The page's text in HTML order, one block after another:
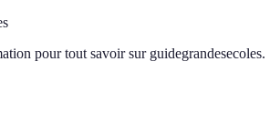
pour tout savoir sur guidegrandesecoles.